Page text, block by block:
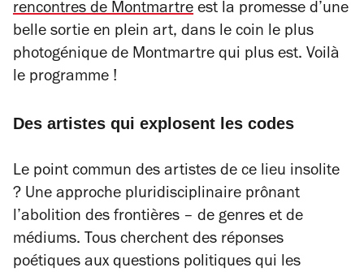
rencontres de Montmartre est la promesse d’une
belle sortie en plein art, dans le coin le plus
photogénique de Montmartre qui plus est. Voilà
le programme !
Des artistes qui explosent les codes
Le point commun des artistes de ce lieu insolite
? Une approche pluridisciplinaire prônant
l’abolition des frontières – de genres et de
médiums. Tous cherchent des réponses
poétiques aux questions politiques qui les